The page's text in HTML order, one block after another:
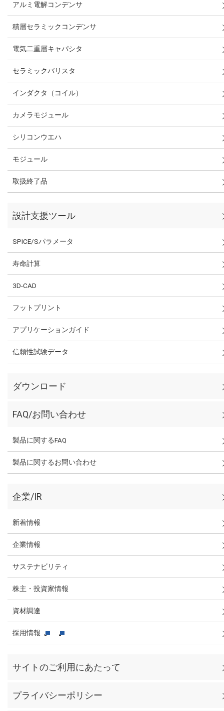
アルミ電解コンデンサ
積層セラミックコンデンサ
電気二重層キャパシタ
セラミックバリスタ
インダクタ（コイル）
カメラモジュール
シリコンウエハ
モジュール
取扱終了品
設計支援ツール
SPICE/Sパラメータ
寿命計算
3D-CAD
フットプリント
アプリケーションガイド
信頼性試験データ
ダウンロード
FAQ/お問い合わせ
製品に関するFAQ
製品に関するお問い合わせ
企業/IR
新着情報
企業情報
サステナビリティ
株主・投資家情報
資材調達
採用情報
サイトのご利用にあたって
プライバシーポリシー